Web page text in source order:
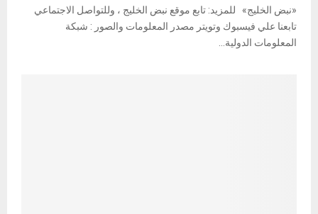
«نبض الخليج» للمزيد: تابع موقع نبض الخليج ، وللتواصل الاجتماعي
تابعنا علي فيسبوك وتويتر مصدر المعلومات والصور : شبكة
المعلومات الدولية...